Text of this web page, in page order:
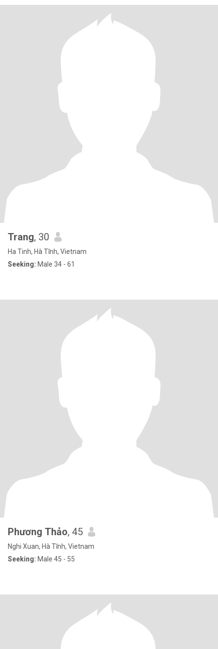
Trang, 30
Ha Tinh, Hà Tĩnh, Vietnam
Seeking: Male 34 - 61
Phương Thảo, 45
Nghi Xuan, Hà Tĩnh, Vietnam
Seeking: Male 45 - 55